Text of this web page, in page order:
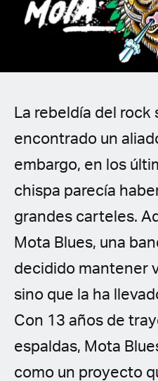
German
Czech
Polish
La rebeldía del rock
encontrado un
embargo, en los
chispa parecía
grandes carteles.
Mota Blues, una
decidido mantener
sino que la ha
Con 13 años de
espaldas, Mota
como un proyecto